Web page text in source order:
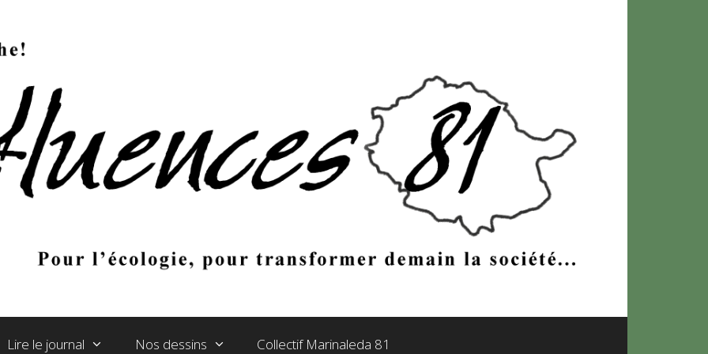
Lire le journal Nos dessins Collectif Marinaleda 81